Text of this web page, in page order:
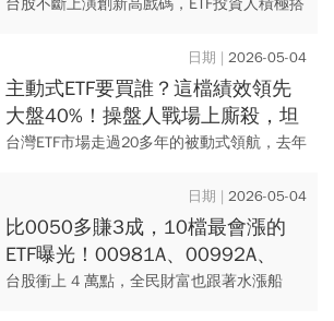
台股不斷上演創新高戲碼，ETF投資人積極搭
的ETF有12檔，其中11檔全都是指數股票型
ETF，即使上...
2026-05-04
主動式ETF要買誰？這檔績效領先
大盤40%！操盤人戰場上廝殺，坦
言持股天天被看光「是挑戰也是助
台灣ETF市場走過20多年的被動式領航，去年
之初難免遭遇市場雜音，但經過一年的實戰
驗證，主動式ETF已...
2026-05-04
比0050多賺3成，10檔最會漲的
ETF曝光！00981A、00992A、
00935...林奇芬揭下半年「攻守配
台股衝上 4 萬點，全民財富也跟著水漲船